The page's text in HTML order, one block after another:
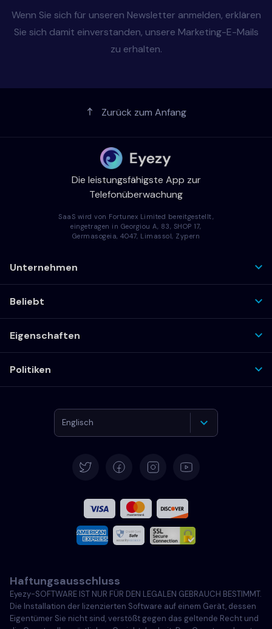
Wenn Sie sich für unseren Newsletter anmelden, erklären
Sie sich damit einverstanden, unsere Marketing-E-Mails
zu erhalten.
Zurück zum Anfang
Die leistungsfähigste App zur
Telefonüberwachung
SaaS wird von Fortunex Limited bereitgestellt,
eingetragen in Georgiou A, 83, SHOP 17,
Germasogeia, 4047, Limassol, Zypern
Unternehmen
Beliebt
Eigenschaften
Politiken
Englisch
Französisch
Italiano
Português
Türkçe
Haftungsausschluss
Eyezy-SOFTWARE IST NUR FÜR DEN LEGALEN GEBRAUCH BESTIMMT.
Die Installation der lizenzierten Software auf einem Gerät, dessen
Eigentümer Sie nicht sind, verstößt gegen das geltende Recht und